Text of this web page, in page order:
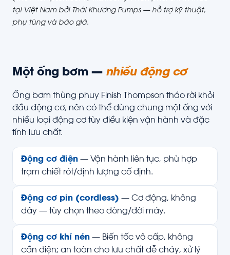
tại Việt Nam bởi Thái Khương Pumps — hỗ trợ kỹ thuật,
phụ tùng và báo giá.
Một ống bơm — nhiều động cơ
Ống bơm thùng phuy Finish Thompson tháo rời khỏi
đầu động cơ, nên có thể dùng chung một ống với
nhiều loại động cơ tùy điều kiện vận hành và đặc
tính lưu chất.
Động cơ điện — Vận hành liên tục, phù hợp
trạm chiết rót/định lượng cố định.
Động cơ pin (cordless) — Cơ động, không
dây — tùy chọn theo dòng/đời máy.
Động cơ khí nén — Biến tốc vô cấp, không
cần điện; an toàn cho lưu chất dễ cháy, xử lý